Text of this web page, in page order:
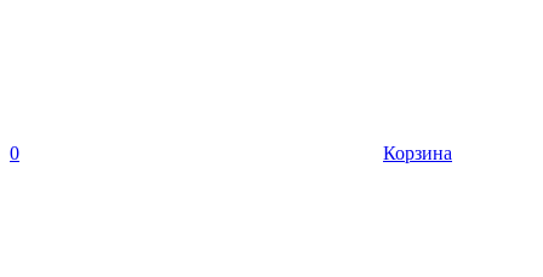
0 Корзина